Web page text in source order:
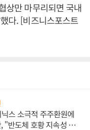
상만 마무리되면 국내
다. [비즈니스포스트
스 소극적 주주환원에
"반도체 호황 지속성 의